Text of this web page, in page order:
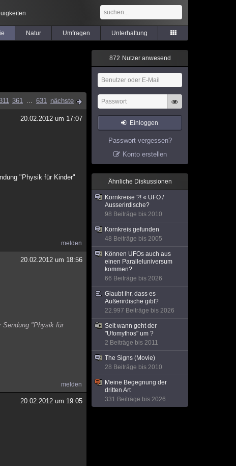
Natur Umfragen Unterhaltung
361 ... 631 nächste
20.02.2012 um 17:07
"Physik für Kinder"
melden
20.02.2012 um 18:56
Sendung "Physik für
melden
20.02.2012 um 19:05
872 Nutzer anwesend
Einloggen
Passwort vergessen?
Konto erstellen
Ähnliche Diskussionen
Kornkreise ?! « UFO /
Ausserirdische?
98 Beiträge bis 2010
Kornkreis gefunden
48 Beiträge bis 2005
Können UFOs auch aus
einen Paralleluniversum
kommen?
66 Beiträge bis 2026
Glaubt ihr, dass es
Außerirdische gibt?
22.997 Beiträge bis 2026
Seit wann geht der
"Ufomythos" um ?
2 Beiträge bis 2011
The Signs (Movie)
28 Beiträge bis 2010
Meine Begegnung der
dritten Art
331 Beiträge bis 2026